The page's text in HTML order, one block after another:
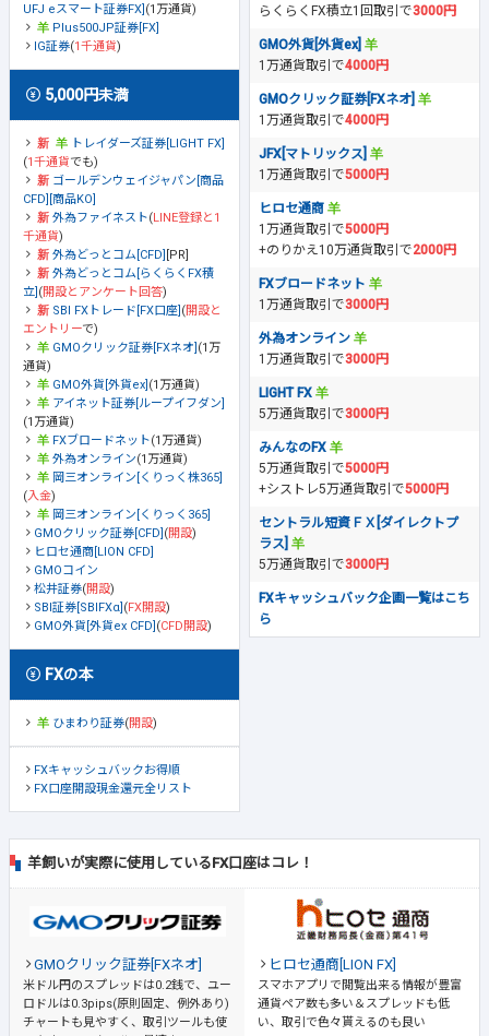
UFJ eスマート証券FX] (1万通貨)
Plus500JP証券[FX]
IG証券(1千通貨)
5,000円未満
トレイダーズ証券[LIGHT FX]
(1千通貨でも)
ゴールデンウェイジャパン[商品
CFD][商品KO]
外為ファイネスト(LINE登録と1
千通貨)
外為どっとコム[CFD] [PR]
外為どっとコム[らくらくFX積
立] (開設とアンケート回答)
SBI FXトレード[FX口座] (開設と
エントリーで)
GMOクリック証券[FXネオ] (1万
通貨)
GMO外貨[外貨ex] (1万通貨)
アイネット証券[ループイフダン]
(1万通貨)
FXブロードネット(1万通貨)
外為オンライン(1万通貨)
岡三オンライン[くりっく株365]
(入金)
岡三オンライン[くりっく365]
GMOクリック証券[CFD] (開設)
ヒロセ通商[LION CFD]
GMOコイン
松井証券(開設)
SBI証券[SBIFXα] (FX開設)
GMO外貨[外貨ex CFD] (CFD開設)
FXの本
ひまわり証券(開設)
FXキャッシュバックお得順
FX口座開設現金還元全リスト
らくらくFX積立1回取引で3000円
GMO外貨[外貨ex]
1万通貨取引で4000円
GMOクリック証券[FXネオ]
1万通貨取引で4000円
JFX[マトリックス]
1万通貨取引で5000円
ヒロセ通商
1万通貨取引で5000円
+のりかえ10万通貨取引で2000円
FXブロードネット
1万通貨取引で3000円
外為オンライン
1万通貨取引で3000円
LIGHT FX
5万通貨取引で3000円
みんなのFX
5万通貨取引で5000円
+シストレ5万通貨取引で5000円
セントラル短資ＦＸ[ダイレクトプ
ラス]
5万通貨取引で3000円
FXキャッシュバック企画一覧はこち
ら
羊飼いが実際に使用しているFX口座はコレ！
GMOクリック証券[FXネオ]
米ドル円のスプレッドは0.2銭で、ユー
ロドルは0.3pips(原則固定、例外あり)
チャートも見やすく、取引ツールも使
ヒロセ通商[LION FX]
スマホアプリで閲覧出来る情報が豊富
通貨ペア数も多い＆スプレッドも低
い、取引で色々貰えるのも良い